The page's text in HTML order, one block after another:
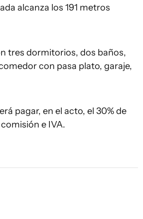
alcanza los 191 metros
tres dormitorios, dos baños,
con pasa plato, garaje,
pagar, en el acto, el 30% de
e IVA.